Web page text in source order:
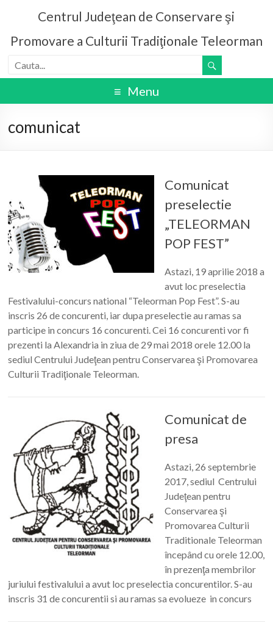
Centrul Judeţean de Conservare şi
Promovare a Culturii Tradiţionale Teleorman
Menu
comunicat
Comunicat
preselectie
„TELEORMAN
POP FEST”
Astazi, 19 aprilie 2018 a
avut loc preselectia
Festivalului-concurs national “Teleorman Pop Fest”. S-au
inscris 26 de concurenti, iar dupa preselectie au ramas sa
participe in concurs 16 concurenti. Cei 16 concurenti vor fi
prezenti la Alexandria in ziua de 29 mai 2018 orele 12.00 la
sediul Centrului Judeţean pentru Conservarea şi Promovarea
Culturii Tradiţionale Teleorman.
Comunicat de
presa
Astazi, 26 septembrie
2017, sediul Centrului
Judeţean pentru
Conservarea şi
Promovarea Culturii
Traditionale Teleorman
începând cu orele 12.00,
în prezenţa membrilor
juriului festivalului a avut loc preselectia concurentilor. S-au
inscris 31 de concurentii si au ramas sa evolueze in concurs